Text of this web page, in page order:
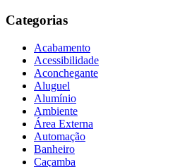
Categorias
Acabamento
Acessibilidade
Aconchegante
Aluguel
Alumínio
Ambiente
Área Externa
Automação
Banheiro
Caçamba